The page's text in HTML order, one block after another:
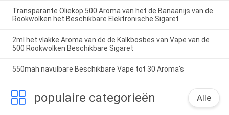
Transparante Oliekop 500 Aroma van het de Banaanijs van de
Rookwolken het Beschikbare Elektronische Sigaret
2ml het vlakke Aroma van de de Kalkbosbes van Vape van de
500 Rookwolken Beschikbare Sigaret
550mah navulbare Beschikbare Vape tot 30 Aroma's
populaire categorieën Alle